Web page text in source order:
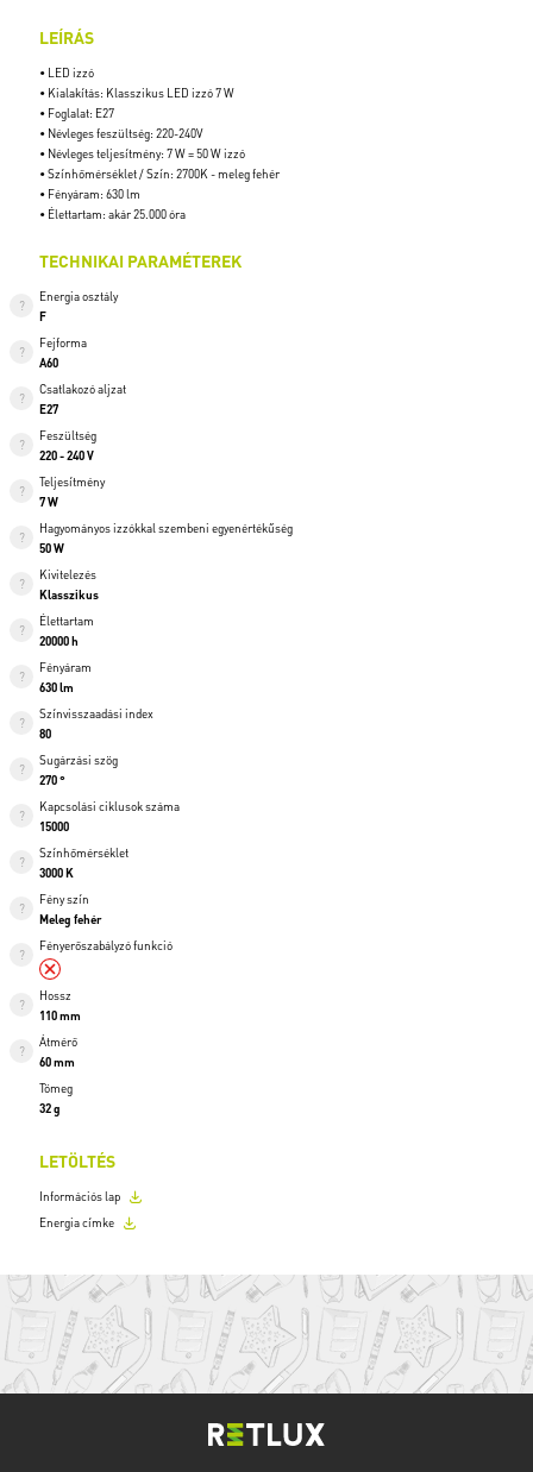
LEÍRÁS
• LED izzó
• Kialakítás: Klasszikus LED izzó 7 W
• Foglalat: E27
• Névleges feszültség: 220-240V
• Névleges teljesítmény: 7 W = 50 W izzó
• Színhőmérséklet / Szín: 2700K - meleg fehér
• Fényáram: 630 lm
• Élettartam: akár 25.000 óra
TECHNIKAI PARAMÉTEREK
Energia osztály
F
Fejforma
A60
Csatlakozó aljzat
E27
Feszültség
220 - 240 V
Teljesítmény
7 W
Hagyományos izzókkal szembeni egyenértékűség
50 W
Kivitelezés
Klasszikus
Élettartam
20000 h
Fényáram
630 lm
Színvisszaadási index
80
Sugárzási szög
270 °
Kapcsolási ciklusok száma
15000
Színhőmérséklet
3000 K
Fény szín
Meleg fehér
Fényerőszabályzó funkció
Hossz
110 mm
Átmérő
60 mm
Tömeg
32 g
LETÖLTÉS
Információs lap
Energia címke